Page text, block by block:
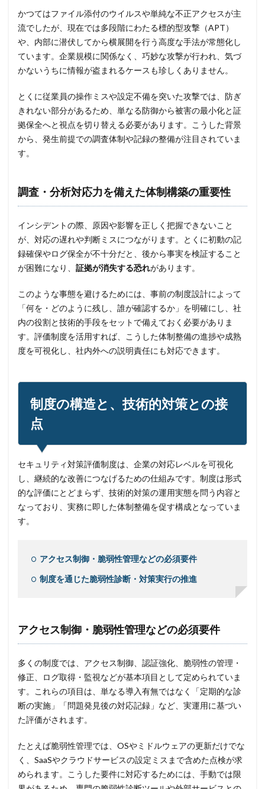
かつてはファイル添付のウイルスや単純な不正アクセスが主
流でしたが、現在では多段階にわたる標的型攻撃（APT）
や、内部に潜伏してから横展開を行う高度な手法が常態化し
ています。企業規模に関係なく、巧妙な攻撃が行われ、気づ
かないうちに情報が盗まれるケースも珍しくありません。
とくに従業員の操作ミスや設定不備を突いた攻撃では、防ぎ
きれない部分があるため、単なる防御から被害の最小化と証
拠保全へと視点を切り替える必要があります。こうした背景
から、発生前提での調査体制や記録の整備が注目されていま
す。
調査・分析対応力を備えた体制構築の重要性
インシデントの際、原因や影響を正しく把握できないこと
が、対応の遅れや判断ミスにつながります。とくに初動の記
録確保やログ保全が不十分だと、後から事実を検証すること
が困難になり、 証拠が消失する恐れがあります。
このような事態を避けるためには、事前の制度設計によって
「何を・どのように残し、誰が確認するか」を明確にし、社
内の役割と技術的手段をセットで備えておく必要がありま
す。評価制度を活用すれば、こうした体制整備の進捗や成熟
度を可視化し、社内外への説明責任にも対応できます。
制度の構造と、技術的対策との接
点
セキュリティ対策評価制度は、企業の対応レベルを可視化
し、継続的な改善につなげるための仕組みです。制度は形式
的な評価にとどまらず、技術的対策の運用実態を問う内容と
なっており、実務に即した体制整備を促す構成となっていま
す。
アクセス制御・脆弱性管理などの必須要件
制度を通じた脆弱性診断・対策実行の推進
アクセス制御・脆弱性管理などの必須要件
多くの制度では、アクセス制御、認証強化、脆弱性の管理・
修正、ログ取得・監視などが基本項目として定められていま
す。これらの項目は、単なる導入有無ではなく「定期的な診
断の実施」「問題発見後の対応記録」など、実運用に基づい
た評価がされます。
たとえば脆弱性管理では、OSやミドルウェアの更新だけでな
く、SaaSやクラウドサービスの設定ミスまで含めた点検が求
められます。こうした要件に対応するためには、手動では限